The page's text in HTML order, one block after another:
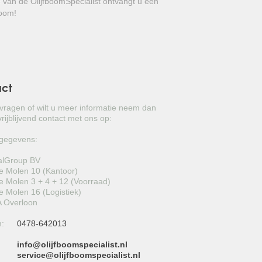
GROVE DEN
SCHIJNHULST
SNEEUWBAL
ECHTE LAURIER
met een zeer mooie bloei en
of wilt u meer informatie neem dan
contact met ons op:
BV
Molen 10 (Kantoor)
Molen 3 + 4 + 12 (Voorraad)
Molen 16 (Logistiek)
Overloon
0478-642013
info@olijfboomspecialist.nl
service@olijfboomspecialist.nl